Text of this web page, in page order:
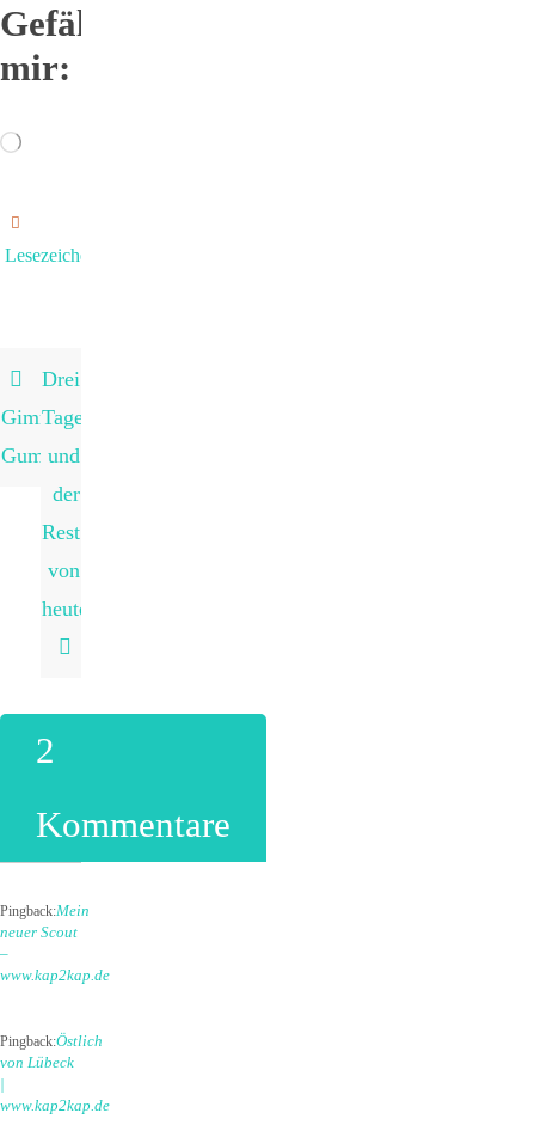
Gefällt
mir:
Wird
Lesezeichen
Gimme
Gummi…
Drei
Tage
und
der
Rest
von
heute…
2
Kommentare
Pingback:Mein
neuer Scout
–
www.kap2kap.de
Pingback:Östlich
von Lübeck
|
www.kap2kap.de